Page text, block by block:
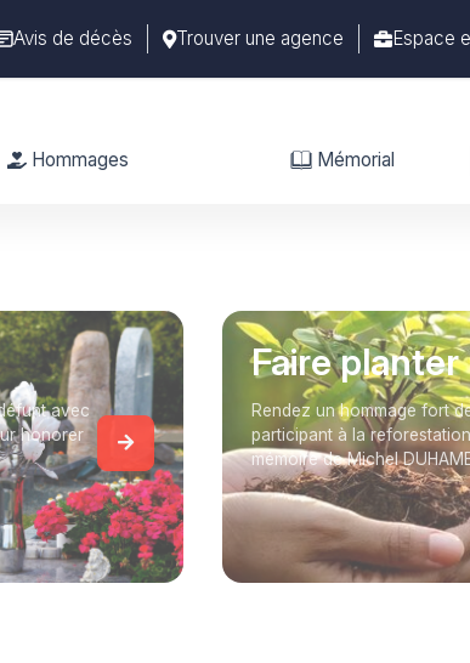
Avis de décès Trouver une agence Espace
Hommages Mémorial
avec
honorer
Faire
Rendez un hommage fort
participant à la
mémoire de Michel